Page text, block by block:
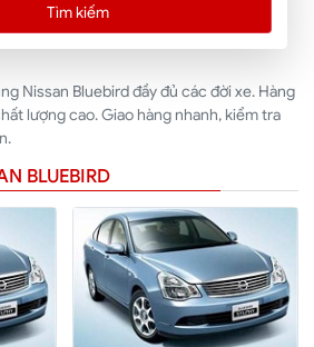
Tìm kiếm
Nissan Bluebird đầy đủ các đời xe. Hàng
lượng cao. Giao hàng nhanh, kiểm tra
BLUEBIRD